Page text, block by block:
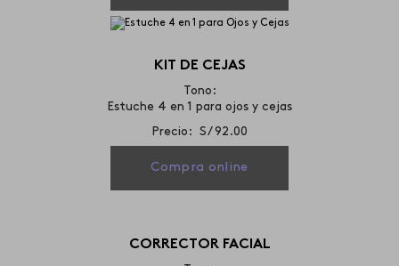
KIT DE CEJAS
Tono:
Estuche 4 en 1 para ojos y cejas
Precio: S/ 92.00
Compra online
CORRECTOR FACIAL